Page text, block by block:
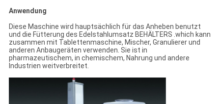
Anwendung
Diese Maschine wird hauptsächlich für das Anheben benutzt
und die Fütterung des Edelstahlumsatz BEHÄLTERS .which kann
zusammen mit Tablettenmaschine, Mischer, Granulierer und
anderen Anbaugeräten verwenden. Sie ist in
pharmazeutischem, in chemischem, Nahrung und andere
Industrien weitverbreitet.